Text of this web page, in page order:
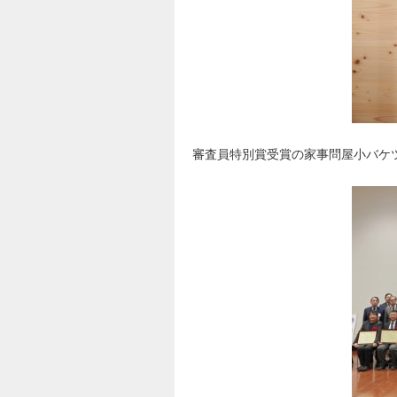
審査員特別賞受賞の家事問屋小バケ